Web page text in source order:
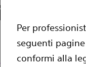
Per
seguenti
conformi alla
II
Specifiche tecniche